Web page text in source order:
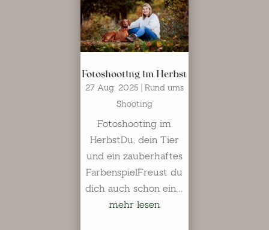
Fotoshooting im Herbst
27 Aug. 2025
Rund ums
Shooting
Fotoshooting im
HerbstDu, dein Tier
und ein zauberhaftes
FarbenspielFreust du
dich auch schon ein...
mehr lesen